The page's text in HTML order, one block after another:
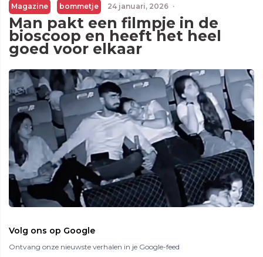
Magazine bommetje 24 januari, 2026 ·
Man pakt een filmpje in de
bioscoop en heeft het heel
goed voor elkaar
Volg ons op Google
Ontvang onze nieuwste verhalen in je Google-feed